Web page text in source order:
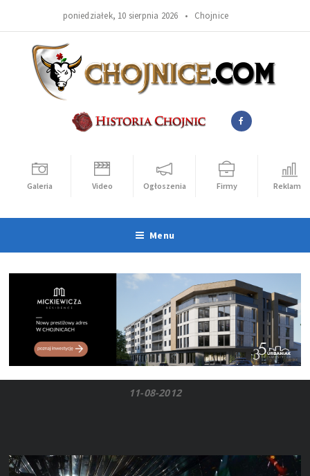
poniedziałek, 10 sierpnia 2026 • Chojnice
Galeria Video Ogłoszenia Firmy Reklama
Menu
11-08-2012